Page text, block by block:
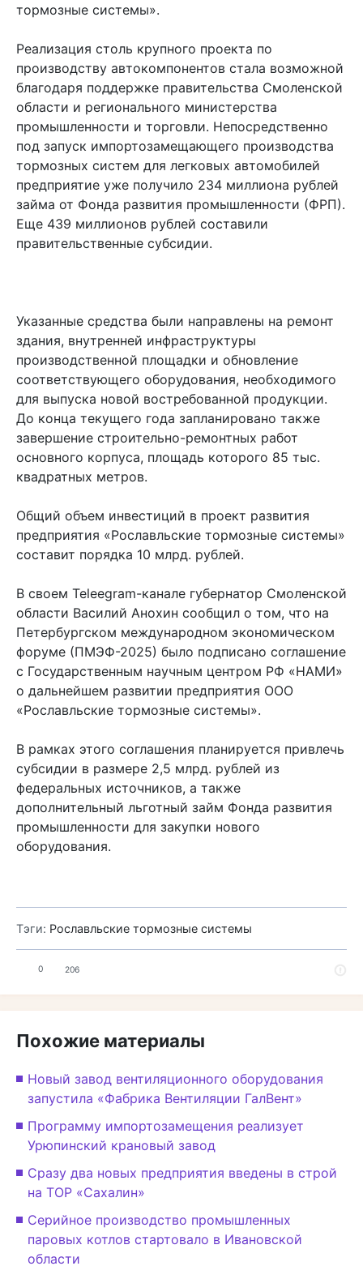
тормозные системы».
Реализация столь крупного проекта по
производству автокомпонентов стала возможной
благодаря поддержке правительства Смоленской
области и регионального министерства
промышленности и торговли. Непосредственно
под запуск импортозамещающего производства
тормозных систем для легковых автомобилей
предприятие уже получило 234 миллиона рублей
займа от Фонда развития промышленности (ФРП).
Еще 439 миллионов рублей составили
правительственные субсидии.
Указанные средства были направлены на ремонт
здания, внутренней инфраструктуры
производственной площадки и обновление
соответствующего оборудования, необходимого
для выпуска новой востребованной продукции.
До конца текущего года запланировано также
завершение строительно-ремонтных работ
основного корпуса, площадь которого 85 тыс.
квадратных метров.
Общий объем инвестиций в проект развития
предприятия «Рославльские тормозные системы»
составит порядка 10 млрд. рублей.
В своем Teleegram-канале губернатор Смоленской
области Василий Анохин сообщил о том, что на
Петербургском международном экономическом
форуме (ПМЭФ-2025) было подписано соглашение
с Государственным научным центром РФ «НАМИ»
о дальнейшем развитии предприятия ООО
«Рославльские тормозные системы».
В рамках этого соглашения планируется привлечь
субсидии в размере 2,5 млрд. рублей из
федеральных источников, а также
дополнительный льготный займ Фонда развития
промышленности для закупки нового
оборудования.
Тэги: Рославльские тормозные системы
0 206
Похожие материалы
Новый завод вентиляционного оборудования
запустила «Фабрика Вентиляции ГалВент»
Программу импортозамещения реализует
Урюпинский крановый завод
Сразу два новых предприятия введены в строй
на ТОР «Сахалин»
Серийное производство промышленных
паровых котлов стартовало в Ивановской
области